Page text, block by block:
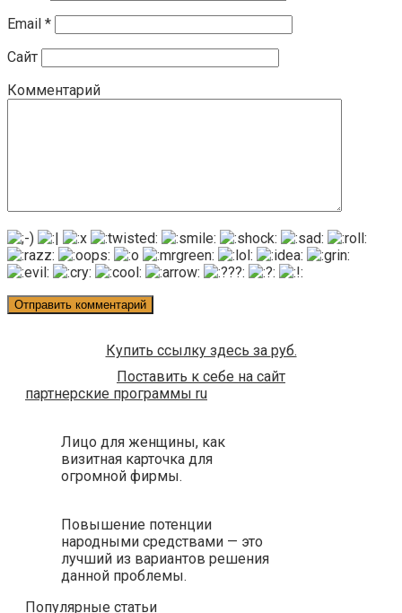
Email *
Сайт
Комментарий
Купить ссылку здесь за руб.
Поставить к себе на сайт
партнерские программы ru
Лицо для женщины, как
визитная карточка для
огромной фирмы.
Повышение потенции
народными средствами — это
лучший из вариантов решения
данной проблемы.
Популярные статьи